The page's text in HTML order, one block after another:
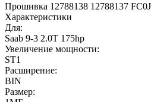
Прошивка 12788138 12788137
Характеристики
Для:
Saab 9-3 2.0T 175hp
Увеличение мощности:
ST1
Расширение:
BIN
Размер: